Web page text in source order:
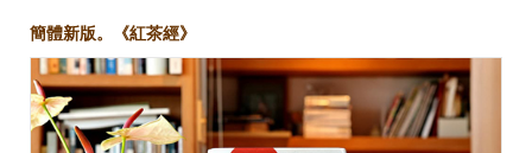
簡體新版。《紅茶經》